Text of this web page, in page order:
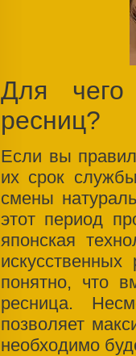
Для чего
ресниц?
Если вы
их срок
смены
этот период
японская
понятно, что
ресница.
позволяет
необходимо